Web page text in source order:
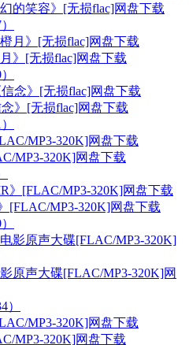
的笑容》[无损flac]网盘下载
》[无损flac]网盘下载
》[无损flac]网盘下载
MP3-320K]网盘下载
[FLAC/MP3-320K]网盘下载
原声大碟[FLAC/MP3-320K]网
）
MP3-320K]网盘下载